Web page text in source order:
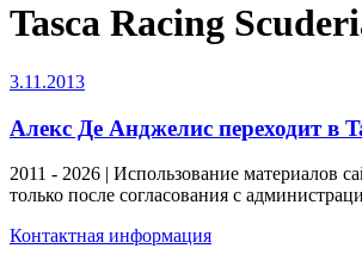
Tasca Racing
3.11.2013
Алекс Де Анджелис переходит в
2011 - 2026 | Использование материалов
только после согласования с
Контактная информация